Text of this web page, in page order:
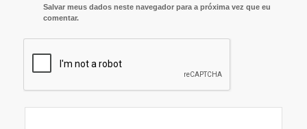
Salvar meus dados neste navegador para a próxima vez que eu
comentar.